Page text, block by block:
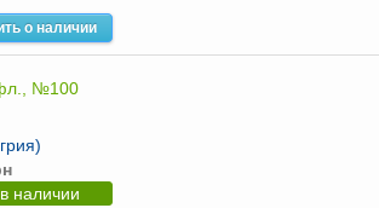
о наличии
фл., №100
наличии